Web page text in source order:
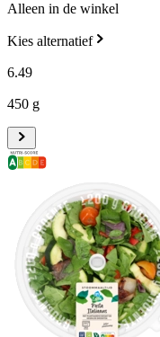
Alleen in de winkel
Kies alternatief
6.49
450 g